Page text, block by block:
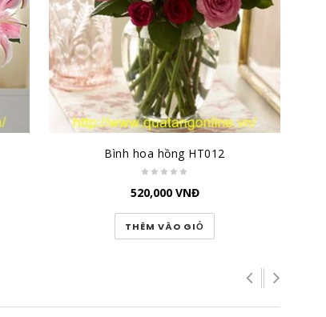
Bình hoa hồng HT012
520,000 VNĐ
THÊM VÀO GIỎ